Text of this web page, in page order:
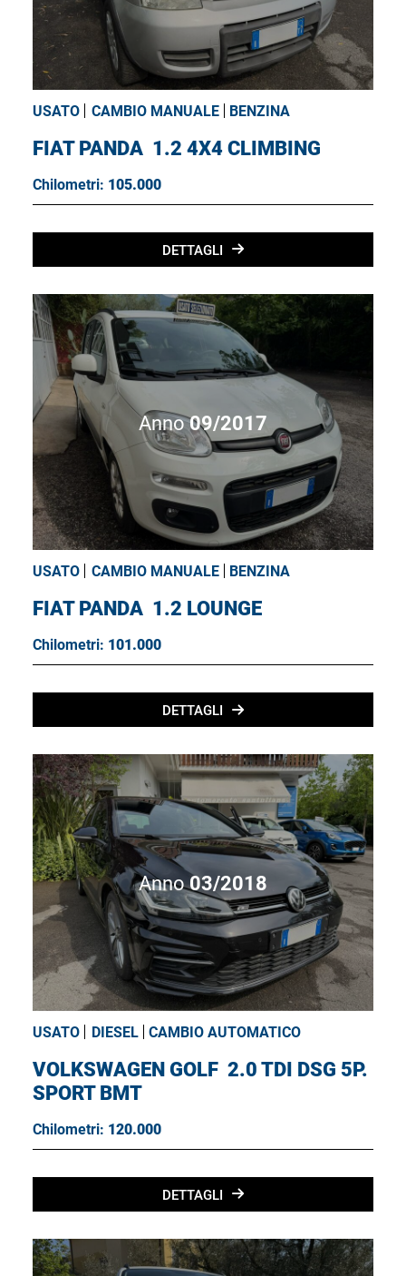
USATO CAMBIO MANUALE BENZINA
FIAT PANDA 1.2 4X4 CLIMBING
Chilometri: 105.000
DETTAGLI
Anno09/2017
USATO CAMBIO MANUALE BENZINA
FIAT PANDA 1.2 LOUNGE
Chilometri: 101.000
DETTAGLI
Anno03/2018
USATO DIESEL CAMBIO AUTOMATICO
VOLKSWAGEN GOLF 2.0 TDI DSG 5P.
SPORT BMT
Chilometri: 120.000
DETTAGLI